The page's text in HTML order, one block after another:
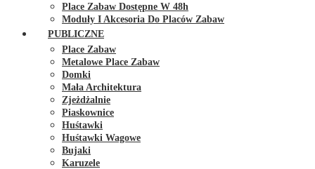
Place Zabaw Dostępne W 48h
Moduły I Akcesoria Do Placów Zabaw
PUBLICZNE
Place Zabaw
Metalowe Place Zabaw
Domki
Mała Architektura
Zjeżdżalnie
Piaskownice
Huśtawki
Huśtawki Wagowe
Bujaki
Karuzele